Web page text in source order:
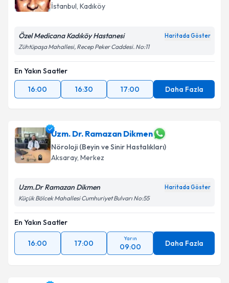
İstanbul, Kadıköy
Özel Medicana Kadıköy Hastanesi Haritada Göster
Zühtüpaşa Mahallesi, Recep Peker Caddesi. No:11
En Yakın Saatler
16:00
16:30 17:00 Daha Fazla
Uzm. Dr. Ramazan Dikmen
Nöroloji (Beyin ve Sinir Hastalıkları)
Aksaray, Merkez
Uzm.Dr Ramazan Dikmen Haritada Göster
Küçük Bölcek Mahallesi Cumhuriyet Bulvarı No:55
En Yakın Saatler
16:00 17:00
Yarın
09:00 Daha Fazla